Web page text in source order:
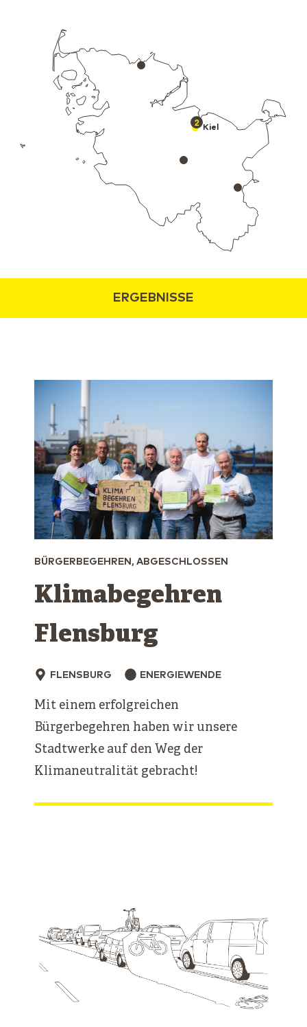
2 Kiel
ERGEBNISSE
BÜRGERBEGEHREN, ABGESCHLOSSEN
Klimabegehren
Flensburg
FLENSBURG ENERGIEWENDE
Mit einem erfolgreichen
Bürgerbegehren haben wir unsere
Stadtwerke auf den Weg der
Klimaneutralität gebracht!